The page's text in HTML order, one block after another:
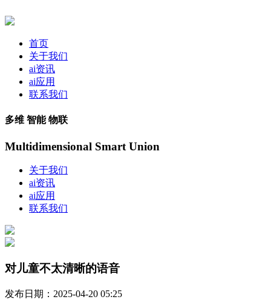
首页
关于我们
ai资讯
ai应用
联系我们
多维 智能 物联
Multidimensional Smart Union
关于我们
ai资讯
ai应用
联系我们
对儿童不太清晰的语音
发布日期：2025-04-20 05:25